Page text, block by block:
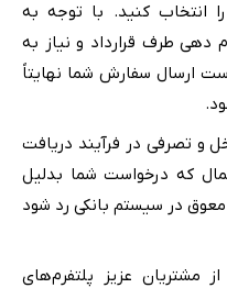
انتخاب کنید. با توجه به
دهی طرف قرارداد و نیاز به
ارسال سفارش شما نهایتاً
و تصرفی در فرآیند دریافت
که درخواست شما بدلیل
در سیستم بانکی رد شود
مشتریان عزیز پلتفرم‌های